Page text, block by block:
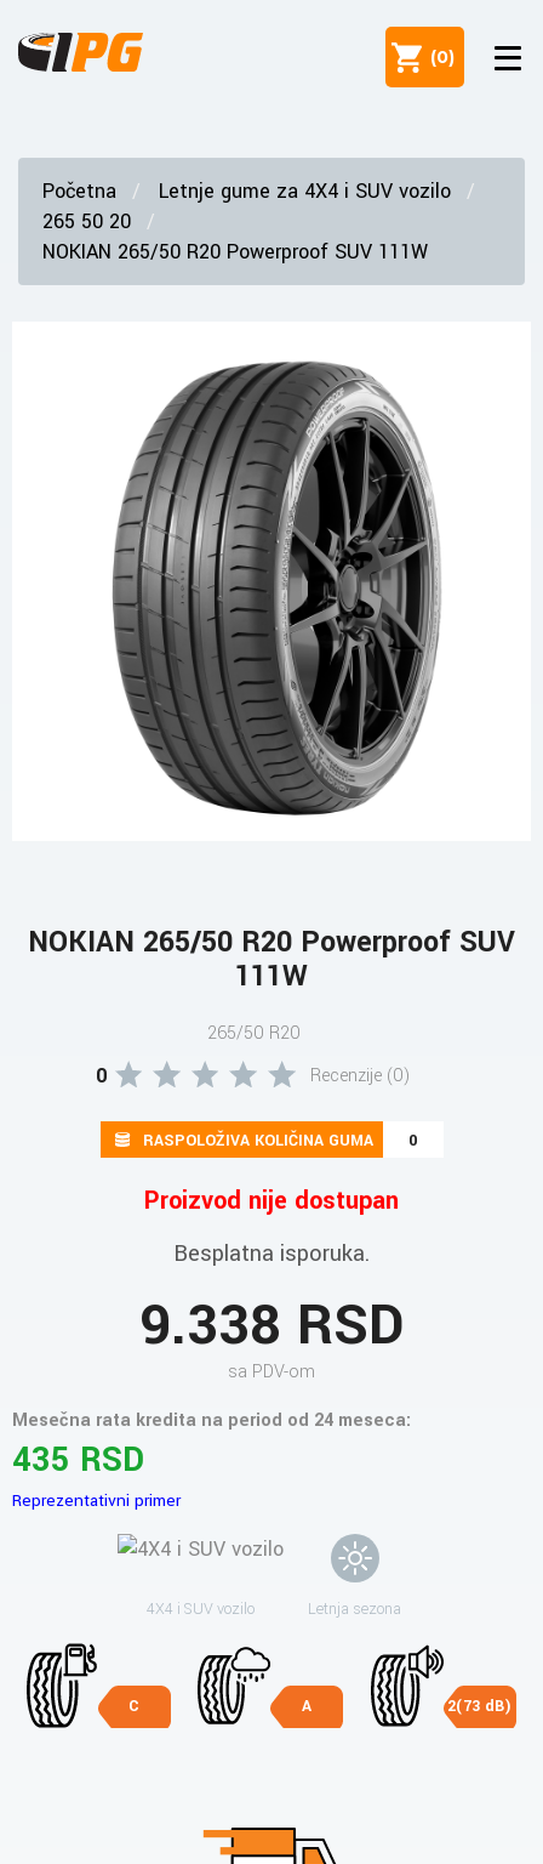
(0)
Početna
Letnje gume za 4X4 i SUV vozilo
265 50 20
NOKIAN 265/50 R20 Powerproof SUV 111W
NOKIAN 265/50 R20 Powerproof SUV
111W
265/50 R20
0 Recenzije (0)
RASPOLOŽIVA KOLIČINA GUMA 0
Proizvod nije dostupan
Besplatna isporuka.
9.338 RSD
sa PDV-om
Mesečna rata kredita na period od 24 meseca:
435 RSD
Reprezentativni primer
4X4 i SUV vozilo Letnja sezona
C A 2(73 dB)